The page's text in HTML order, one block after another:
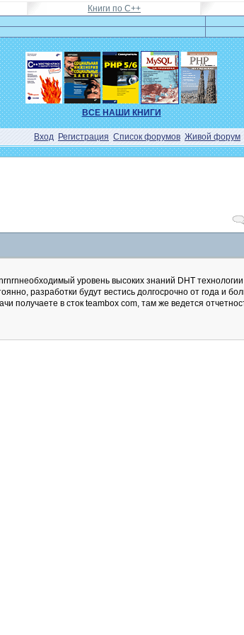
Книги по C++
ВСЕ НАШИ КНИГИ
Вход Регистрация Список форумов Живой форум
уровень высоких знаний DHT
разработки будут вестись долгосрочно от года и
получаете в сток teambox com, там же ведется